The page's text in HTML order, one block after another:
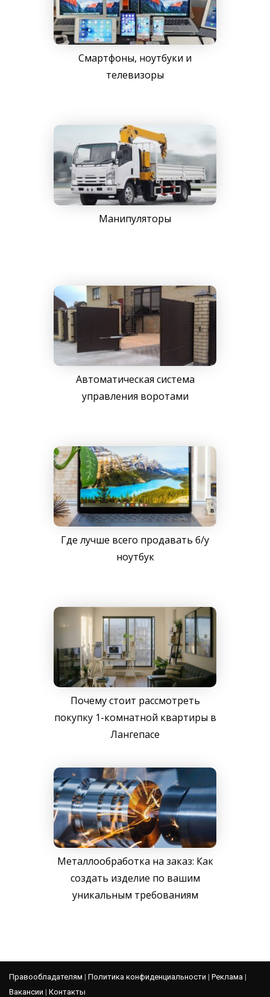
Смартфоны, ноутбуки и
телевизоры
Манипуляторы
Автоматическая система
управления воротами
Где лучше всего продавать б/у
ноутбук
Почему стоит рассмотреть
покупку 1-комнатной квартиры в
Лангепасе
Металлообработка на заказ: Как
создать изделие по вашим
уникальным требованиям
Правообладателям | Политика конфиденциальности | Реклама |
Вакансии | Контакты